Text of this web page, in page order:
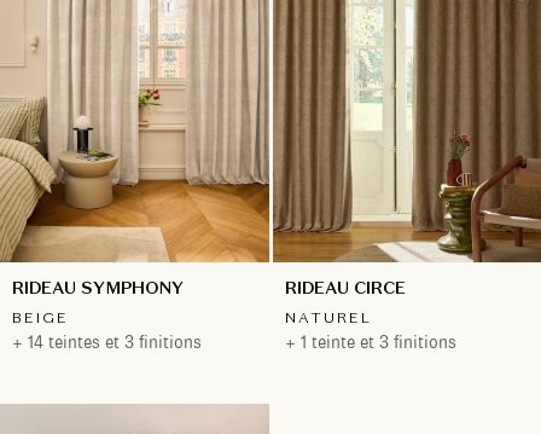
RIDEAU SYMPHONY
BEIGE
+ 14 teintes et 3 finitions
RIDEAU CIRCE
NATUREL
+ 1 teinte et 3 finitions